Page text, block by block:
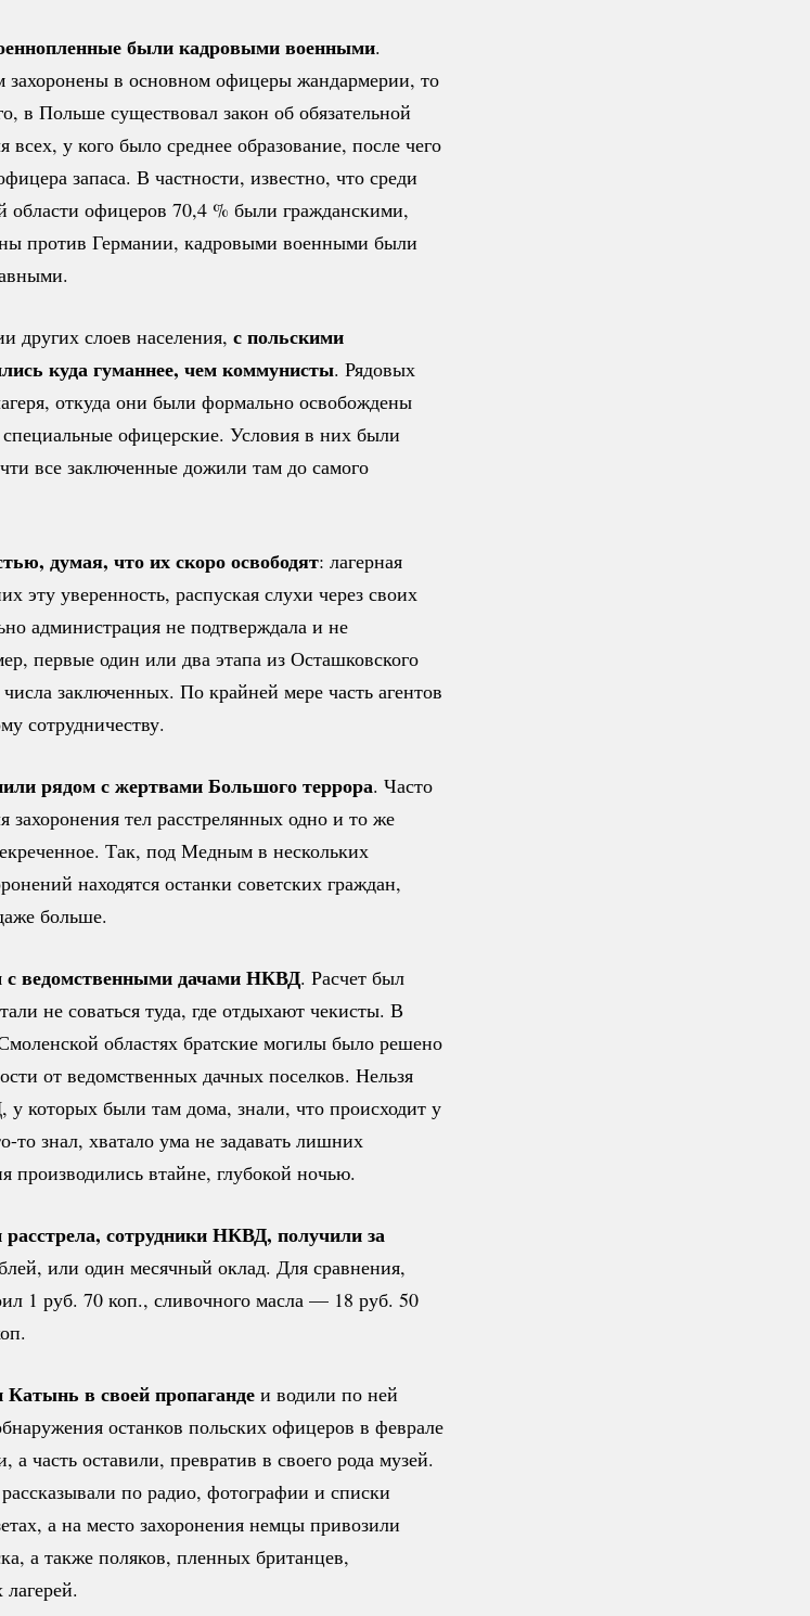
были кадровыми военными.
в основном офицеры жандармерии, то
в Польше существовал закон об обязательной
всех, у кого было среднее образование, после чего
запаса. В частности, известно, что среди
области офицеров 70,4 % были гражданскими,
против Германии, кадровыми военными были
других слоев населения, с польскими
куда гуманнее, чем коммунисты. Рядовых
откуда они были формально освобождены
офицерские. Условия в них были
все заключенные дожили там до самого
думая, что их скоро освободят: лагерная
эту уверенность, распуская слухи через своих
администрация не подтверждала и не
первые один или два этапа из Осташковского
заключенных. По крайней мере часть агентов
сотрудничеству.
рядом с жертвами Большого террора. Часто
тел расстрелянных одно и то же
Так, под Медным в нескольких
находятся останки советских граждан,
больше.
с ведомственными дачами НКВД. Расчет был
не соваться туда, где отдыхают чекисты. В
областях братские могилы было решено
от ведомственных дачных поселков. Нельзя
у которых были там дома, знали, что происходит у
то знал, хватало ума не задавать лишних
производились втайне, глубокой ночью.
сотрудники НКВД, получили за
или один месячный оклад. Для сравнения,
1 руб. 70 коп., сливочного масла — 18 руб. 50
в своей пропаганде и водили по ней
останков польских офицеров в феврале
а часть оставили, превратив в своего рода музей.
по радио, фотографии и списки
а на место захоронения немцы привозили
а также поляков, пленных британцев,